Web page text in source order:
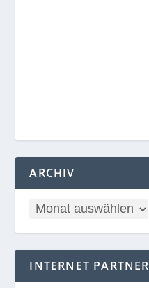
ARCHIV
INTERNET PARTNER